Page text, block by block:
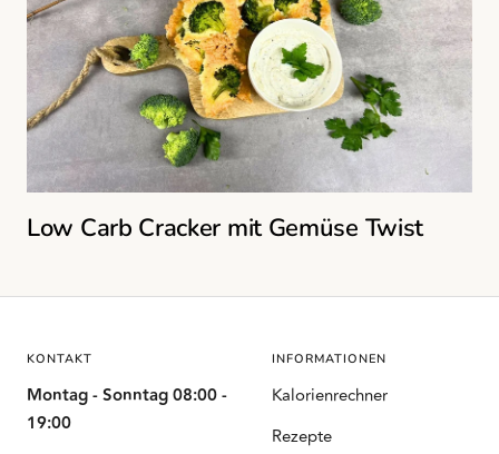
Low Carb Cracker mit Gemüse Twist
KONTAKT
Montag - Sonntag 08:00 -
19:00
INFORMATIONEN
Kalorienrechner
Rezepte